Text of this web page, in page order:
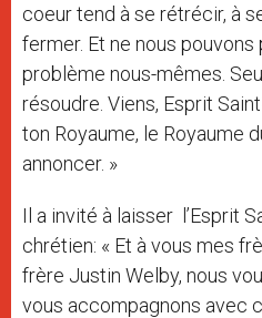
coeur tend à se rétrécir, à
fermer. Et ne nous
problème nous-mêmes.
résoudre. Viens, Esprit
ton Royaume, le Royaume
annoncer. »
Il a invité à laisser l’Esprit
chrétien: « Et à vous mes
frère Justin Welby, nous
vous accompagnons avec